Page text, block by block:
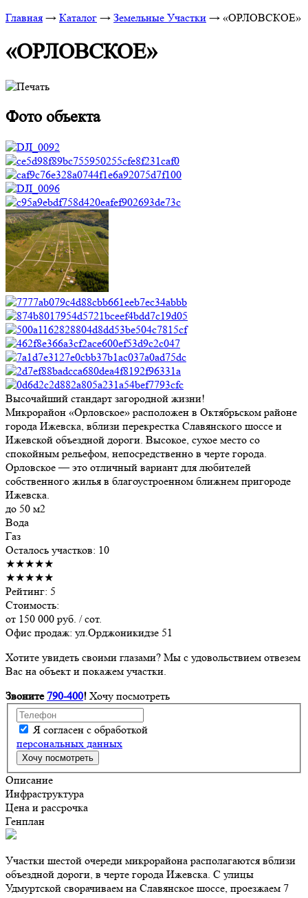
Главная → Каталог → Земельные Участки → «ОРЛОВСКОЕ»
«ОРЛОВСКОЕ»
Фото объекта
Высочайший стандарт загородной жизни!
Микрорайон «Орловское» расположен в Октябрьском районе
города Ижевска, вблизи перекрестка Славянского шоссе и
Ижевской объездной дороги. Высокое, сухое место со
спокойным рельефом, непосредственно в черте города.
Орловское — это отличный вариант для любителей
собственного жилья в благоустроенном ближнем пригороде
Ижевска.
до 50 м2
Вода
Газ
Осталось участков: 10
★★★★★
★★★★★
Рейтинг: 5
Стоимость:
от 150 000 руб. / сот.
Офис продаж: ул.Орджоникидзе 51
Хотите увидеть своими глазами? Мы с удовольствием отвезем
Вас на объект и покажем участки.
Звоните790-400! Хочу посмотреть
Я согласен с обработкой
персональных данных
Описание
Инфраструктура
Цена и рассрочка
Генплан
Участки шестой очереди микрорайона располагаются вблизи
объездной дороги, в черте города Ижевска. С улицы
Удмуртской сворачиваем на Славянское шоссе, проезжаем 7